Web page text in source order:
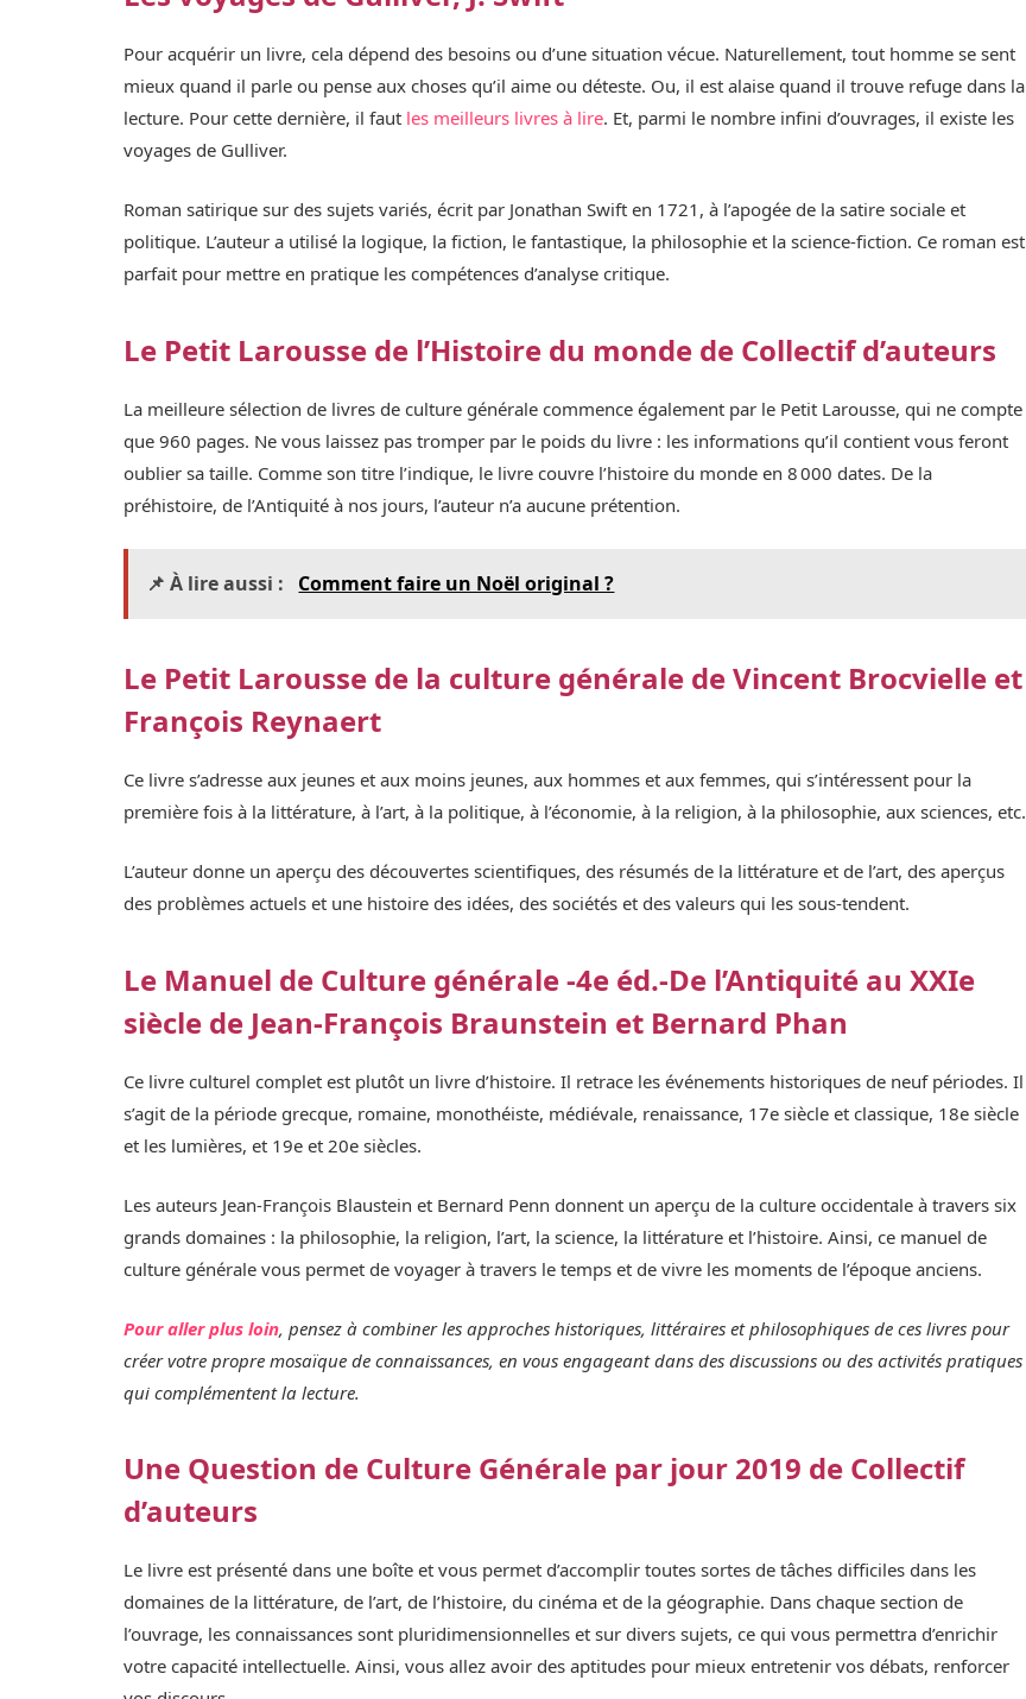
Pour acquérir un livre, cela dépend des besoins ou d’une situation vécue. Naturellement, tout homme se sent
mieux quand il parle ou pense aux choses qu’il aime ou déteste. Ou, il est alaise quand il trouve refuge dans la
lecture. Pour cette dernière, il faut les meilleurs livres à lire. Et, parmi le nombre infini d’ouvrages, il existe les
voyages de Gulliver.
Roman satirique sur des sujets variés, écrit par Jonathan Swift en 1721, à l’apogée de la satire sociale et
politique. L’auteur a utilisé la logique, la fiction, le fantastique, la philosophie et la science-fiction. Ce roman est
parfait pour mettre en pratique les compétences d’analyse critique.
Le Petit Larousse de l’Histoire du monde de Collectif d’auteurs
La meilleure sélection de livres de culture générale commence également par le Petit Larousse, qui ne compte
que 960 pages. Ne vous laissez pas tromper par le poids du livre : les informations qu’il contient vous feront
oublier sa taille. Comme son titre l’indique, le livre couvre l’histoire du monde en 8 000 dates. De la
préhistoire, de l’Antiquité à nos jours, l’auteur n’a aucune prétention.
📌 À lire aussi : Comment faire un Noël original ?
Le Petit Larousse de la culture générale de Vincent Brocvielle et
François Reynaert
Ce livre s’adresse aux jeunes et aux moins jeunes, aux hommes et aux femmes, qui s’intéressent pour la
première fois à la littérature, à l’art, à la politique, à l’économie, à la religion, à la philosophie, aux sciences, etc.
L’auteur donne un aperçu des découvertes scientifiques, des résumés de la littérature et de l’art, des aperçus
des problèmes actuels et une histoire des idées, des sociétés et des valeurs qui les sous-tendent.
Le Manuel de Culture générale -4e éd.-De l’Antiquité au XXIe
siècle de Jean-François Braunstein et Bernard Phan
Ce livre culturel complet est plutôt un livre d’histoire. Il retrace les événements historiques de neuf périodes. Il
s’agit de la période grecque, romaine, monothéiste, médiévale, renaissance, 17e siècle et classique, 18e siècle
et les lumières, et 19e et 20e siècles.
Les auteurs Jean-François Blaustein et Bernard Penn donnent un aperçu de la culture occidentale à travers six
grands domaines : la philosophie, la religion, l’art, la science, la littérature et l’histoire. Ainsi, ce manuel de
culture générale vous permet de voyager à travers le temps et de vivre les moments de l’époque anciens.
Pour aller plus loin, pensez à combiner les approches historiques, littéraires et philosophiques de ces livres pour
créer votre propre mosaïque de connaissances, en vous engageant dans des discussions ou des activités pratiques
qui complémentent la lecture.
Une Question de Culture Générale par jour 2019 de Collectif
d’auteurs
Le livre est présenté dans une boîte et vous permet d’accomplir toutes sortes de tâches difficiles dans les
domaines de la littérature, de l’art, de l’histoire, du cinéma et de la géographie. Dans chaque section de
l’ouvrage, les connaissances sont pluridimensionnelles et sur divers sujets, ce qui vous permettra d’enrichir
votre capacité intellectuelle. Ainsi, vous allez avoir des aptitudes pour mieux entretenir vos débats, renforcer